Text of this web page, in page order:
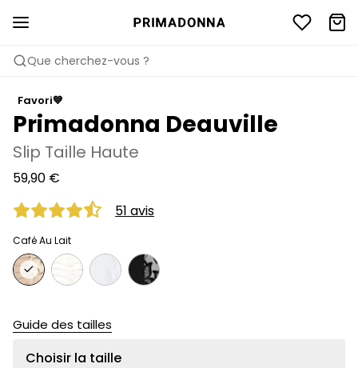
Que cherchez-vous ?
Favori💙
Primadonna Deauville
Slip Taille Haute
59,90 €
51 avis
Café Au Lait
Guide des tailles
Choisir la taille